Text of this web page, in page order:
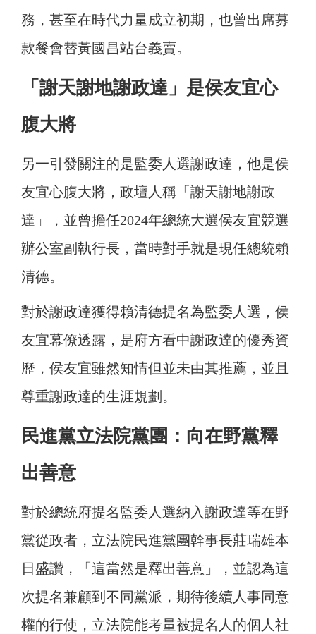
務，甚至在時代力量成立初期，也曾出席募
款餐會替黃國昌站台義賣。
「謝天謝地謝政達」是侯友宜心
腹大將
另一引發關注的是監委人選謝政達，他是侯
友宜心腹大將，政壇人稱「謝天謝地謝政
達」，並曾擔任2024年總統大選侯友宜競選
辦公室副執行長，當時對手就是現任總統賴
清德。
對於謝政達獲得賴清德提名為監委人選，侯
友宜幕僚透露，是府方看中謝政達的優秀資
歷，侯友宜雖然知情但並未由其推薦，並且
尊重謝政達的生涯規劃。
民進黨立法院黨團：向在野黨釋
出善意
對於總統府提名監委人選納入謝政達等在野
黨從政者，立法院民進黨團幹事長莊瑞雄本
日盛讚，「這當然是釋出善意」，並認為這
次提名兼顧到不同黨派，期待後續人事同意
權的行使，立法院能考量被提名人的個人社